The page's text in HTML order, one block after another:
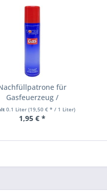
für
Gasfeuerzeug /
Stabfeuerzeug
0.1 Liter (19,50 € * / 1 Liter)
1,95 € *